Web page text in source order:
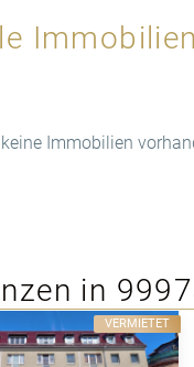
Immobilien
in
VERMIETET